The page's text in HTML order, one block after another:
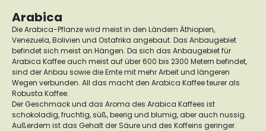
Arabica
Die Arabica-Pflanze wird meist in den Ländern Äthiopien,
Venezuela, Bolivien und Ostafrika angebaut. Das Anbaugebiet
befindet sich meist an Hängen. Da sich das Anbaugebiet für
Arabica Kaffee auch meist auf über 600 bis 2300 Metern befindet,
sind der Anbau sowie die Ernte mit mehr Arbeit und längeren
Wegen verbunden. All das macht den Arabica Kaffee teurer als
Robusta Kaffee.
Der Geschmack und das Aroma des Arabica Kaffees ist
schokoladig, fruchtig, süß, beerig und blumig, aber auch nussig.
Außerdem ist das Gehalt der Säure und des Koffeins geringer.